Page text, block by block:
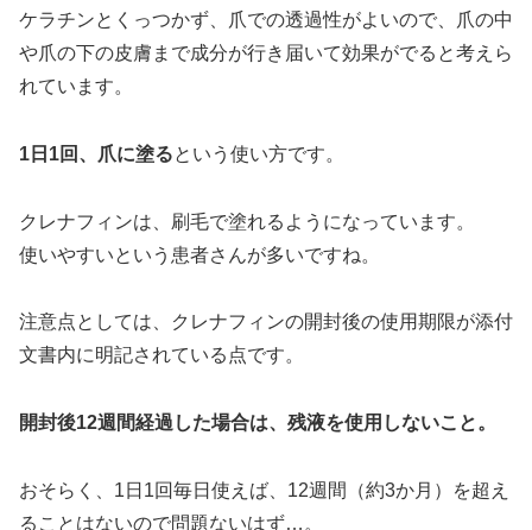
ケラチンとくっつかず、爪での透過性がよいので、爪の中
や爪の下の皮膚まで成分が行き届いて効果がでると考えら
れています。
1日1回、爪に塗るという使い方です。
クレナフィンは、刷毛で塗れるようになっています。
使いやすいという患者さんが多いですね。
注意点としては、クレナフィンの開封後の使用期限が添付
文書内に明記されている点です。
開封後12週間経過した場合は、残液を使用しないこと。
おそらく、1日1回毎日使えば、12週間（約3か月）を超え
ることはないので問題ないはず…。